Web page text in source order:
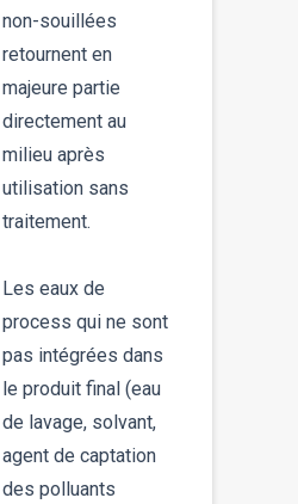
non-souillées
retournent en
majeure partie
directement au
milieu après
utilisation sans
traitement.
Les eaux de
process qui ne sont
pas intégrées dans
le produit final (eau
de lavage, solvant,
agent de captation
des polluants